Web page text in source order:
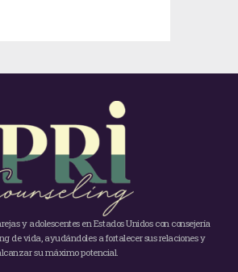
y adolescentes en Estados Unidos con consejería
de vida, ayudándoles a fortalecer sus relaciones y
su máximo potencial.